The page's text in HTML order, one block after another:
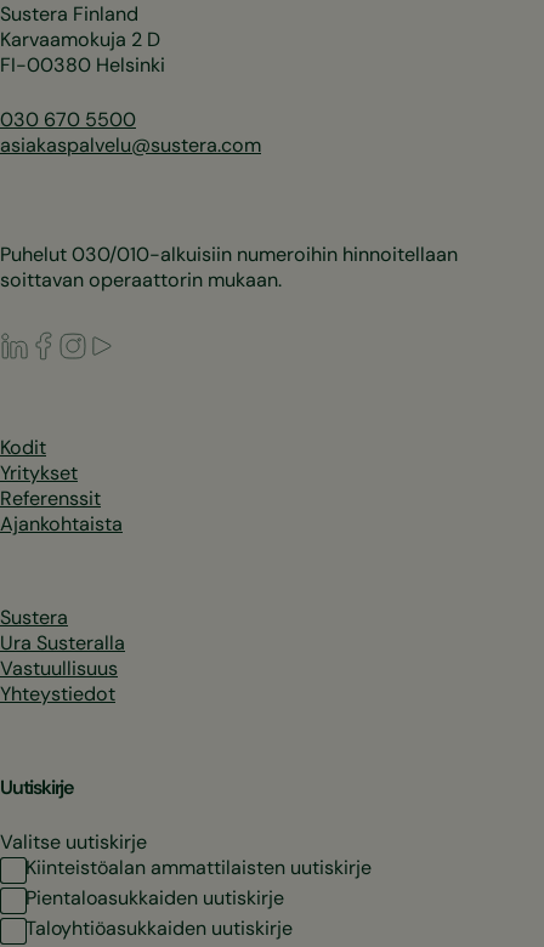
Sustera Finland
Karvaamokuja 2 D
FI-00380 Helsinki
030 670 5500
asiakaspalvelu@sustera.com
Puhelut 030/010-alkuisiin numeroihin hinnoitellaan
soittavan operaattorin mukaan.
LinkedIn
Facebook
Instagram
Kodit
Yritykset
Referenssit
Ajankohtaista
Sustera
Ura Susteralla
Vastuullisuus
Yhteystiedot
Uutiskirje
Valitse uutiskirje
Kiinteistöalan ammattilaisten uutiskirje
Pientaloasukkaiden uutiskirje
Taloyhtiöasukkaiden uutiskirje